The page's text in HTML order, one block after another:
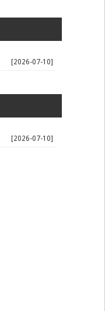
[2026-07-10]
[2026-07-10]